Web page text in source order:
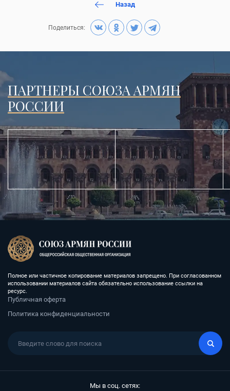
Назад
Поделиться:
ПАРТНЕРЫ СОЮЗА АРМЯН
РОССИИ
Полное или частичное копирование материалов запрещено. При согласованном
использовании материалов сайта обязательно использование ссылки на
ресурс.
Публичная оферта
Политика конфиденциальности
Мы в соц. сетях: